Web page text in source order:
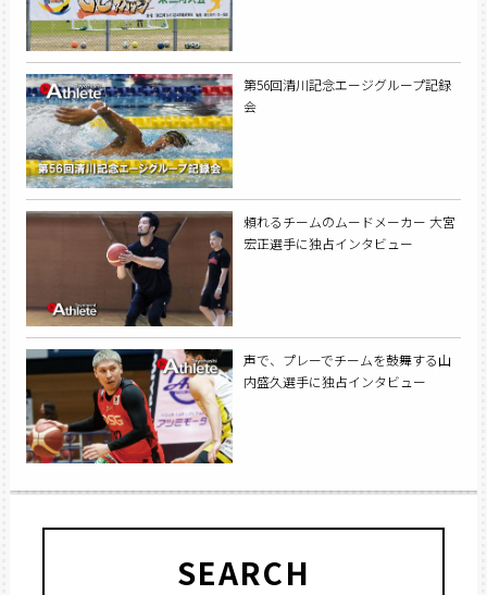
第56回清川記念エージグループ記録
会
頼れるチームのムードメーカー 大宮
宏正選手に独占インタビュー
声で、プレーでチームを鼓舞する山
内盛久選手に独占インタビュー
SEARCH